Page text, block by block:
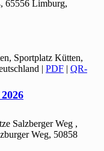
65556 Limburg,
Sportplatz Kütten,
PDF
QR-
2026
Salzberger Weg ,
Weg, 50858